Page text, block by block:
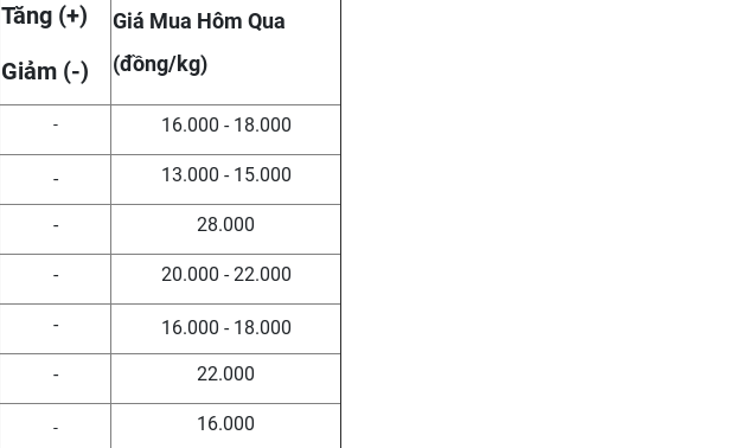
Tăng (+)
Giảm (-)
Giá Mua Hôm Qua
(đồng/kg)
- 16.000 - 18.000
- 13.000 - 15.000
- 28.000
- 20.000 - 22.000
- 16.000 - 18.000
- 22.000
- 16.000